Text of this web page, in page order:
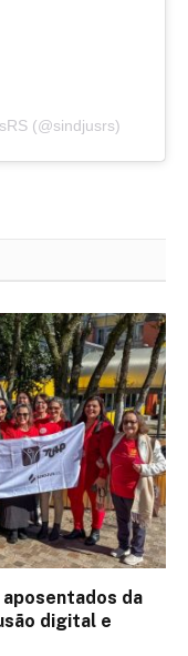
(@sindjusrs)
da
digital e